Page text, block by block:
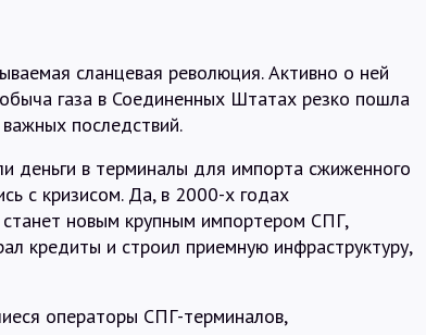
сланцевая революция. Активно о ней
газа в Соединенных Штатах резко пошла
последствий.
деньги в терминалы для импорта сжиженного
с кризисом. Да, в 2000-х годах
новым крупным импортером СПГ,
кредиты и строил приемную инфраструктуру,
операторы СПГ-терминалов,